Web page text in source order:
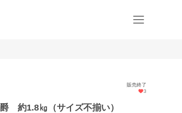
販売終了
3
約1.8㎏（サイズ不揃い）